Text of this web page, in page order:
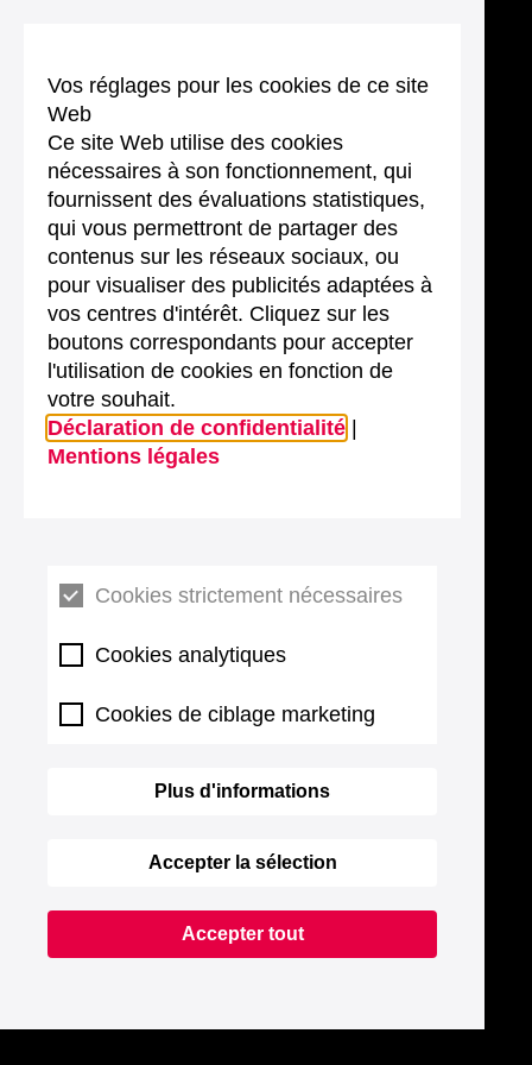
Vos réglages pour les cookies de ce site
Web
Ce site Web utilise des cookies
nécessaires à son fonctionnement, qui
fournissent des évaluations statistiques,
qui vous permettront de partager des
contenus sur les réseaux sociaux, ou
pour visualiser des publicités adaptées à
vos centres d'intérêt. Cliquez sur les
boutons correspondants pour accepter
l'utilisation de cookies en fonction de
votre souhait.
Déclaration de confidentialité
Mentions légales
Cookies strictement nécessaires
Cookies analytiques
Cookies de ciblage marketing
Plus d'informations
Accepter la sélection
Accepter tout